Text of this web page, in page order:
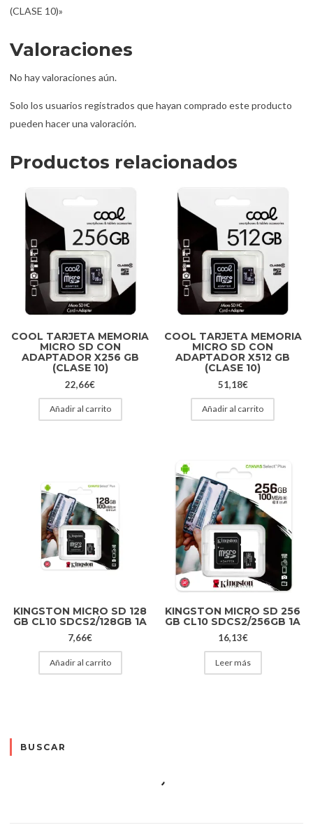
(CLASE 10)»
Valoraciones
No hay valoraciones aún.
Solo los usuarios registrados que hayan comprado este producto
pueden hacer una valoración.
Productos relacionados
COOL TARJETA MEMORIA
MICRO SD CON
ADAPTADOR X256 GB
(CLASE 10)
22,66€
Añadir al carrito
COOL TARJETA MEMORIA
MICRO SD CON
ADAPTADOR X512 GB
(CLASE 10)
51,18€
Añadir al carrito
KINGSTON MICRO SD 128
GB CL10 SDCS2/128GB 1A
7,66€
Añadir al carrito
KINGSTON MICRO SD 256
GB CL10 SDCS2/256GB 1A
16,13€
Leer más
BUSCAR